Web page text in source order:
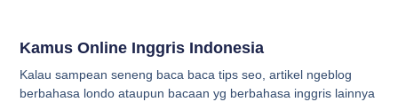
Kamus Online Inggris Indonesia
Kalau sampean seneng baca baca tips seo, artikel ngeblog
berbahasa londo ataupun bacaan yg berbahasa inggris lainnya